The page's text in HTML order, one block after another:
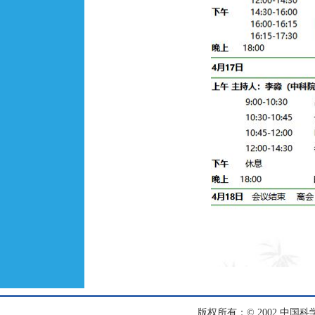
版权所有：© 2002 中国科